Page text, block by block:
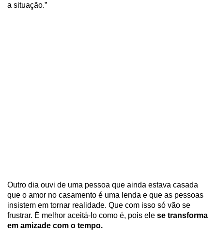
a situação.”
Outro dia ouvi de uma pessoa que ainda estava casada
que o amor no casamento é uma lenda e que as pessoas
insistem em tornar realidade. Que com isso só vão se
frustrar. É melhor aceitá-lo como é, pois ele se transforma
em amizade com o tempo.